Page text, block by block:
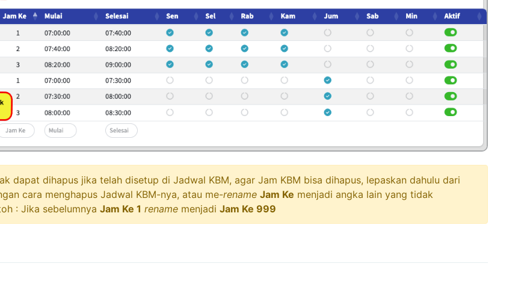
dapat dihapus jika telah disetup di Jadwal KBM, agar Jam KBM bisa dihapus, lepaskan dahulu dari
cara menghapus Jadwal KBM-nya, atau me-rename Jam Ke menjadi angka lain yang tidak
: Jika sebelumnya Jam Ke 1 rename menjadi Jam Ke 999